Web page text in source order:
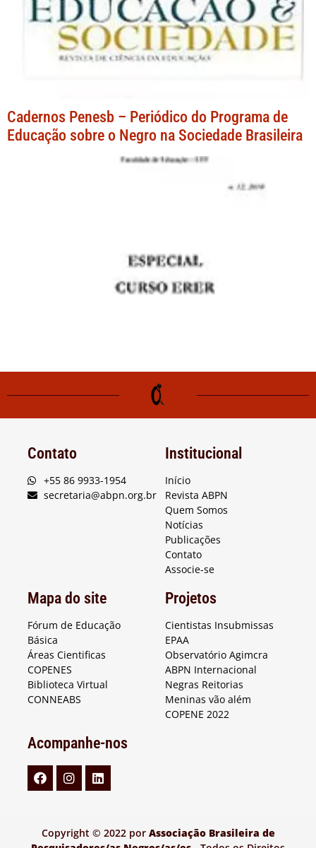
Cadernos Penesb – Periódico do Programa de
Educação sobre o Negro na Sociedade Brasileira
Contato
+55 86 9933-1954
secretaria@abpn.org.br
Institucional
Início
Revista ABPN
Quem Somos
Notícias
Publicações
Contato
Associe-se
Mapa do site
Fórum de Educação
Básica
Áreas Cientificas
COPENES
Biblioteca Virtual
CONNEABS
Projetos
Cientistas Insubmissas
EPAA
Observatório Agimcra
ABPN Internacional
Negras Reitorias
Meninas vão além
COPENE 2022
Acompanhe-nos
Copyright © 2022 por Associação Brasileira de